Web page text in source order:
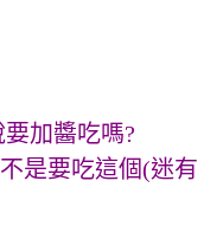
加醬吃嗎?
是要吃這個(迷有